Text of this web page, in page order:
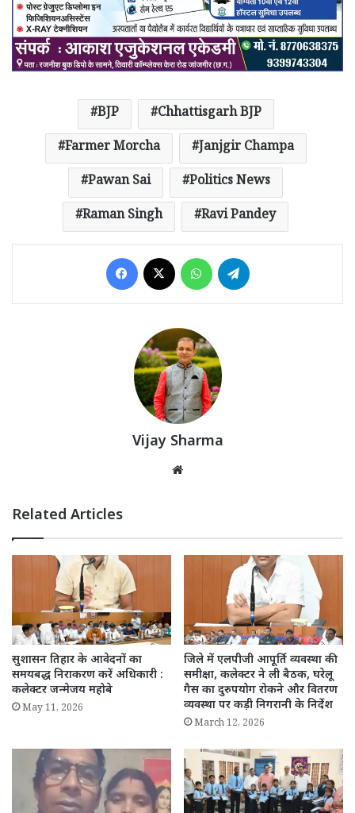
BJP
Chhattisgarh BJP
Farmer Morcha
Janjgir Champa
Pawan Sai
Politics News
Raman Singh
Ravi Pandey
Facebook WhatsApp
Vijay Sharma
Related Articles
सुशासन तिहार के आवेदनों का
समयबद्ध निराकरण करें अधिकारी :
कलेक्टर जन्मेजय महोबे
May 11, 2026
जिले में एलपीजी आपूर्ति व्यवस्था की
समीक्षा, कलेक्टर ने ली बैठक, घरेलू
गैस का दुरुपयोग रोकने और वितरण
व्यवस्था पर कड़ी निगरानी के निर्देश
March 12, 2026